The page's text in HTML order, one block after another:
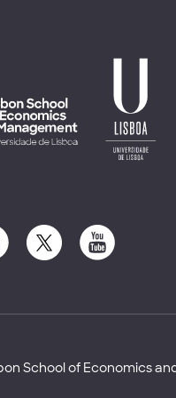
School of Economics